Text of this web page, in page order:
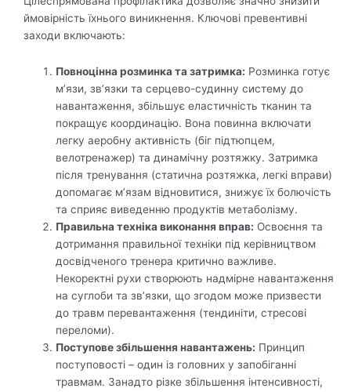
ймовірність їхнього виникнення. Ключові превентивні
заходи включають:
Повноцінна розминка та затримка: Розминка готує
м’язи, зв’язки та серцево-судинну систему до
навантаження, збільшує еластичність тканин та
покращує координацію. Вона повинна включати
легку аеробну активність (біг підтюпцем,
велотренажер) та динамічну розтяжку. Затримка
після тренування (статична розтяжка, легкі вправи)
допомагає м’язам відновитися, знижує їх болючість
та сприяє виведенню продуктів метаболізму.
Правильна техніка виконання вправ: Освоєння та
дотримання правильної техніки під керівництвом
досвідченого тренера критично важливе.
Некоректні рухи створюють надмірне навантаження
на суглоби та зв’язки, що згодом може призвести
до травм перевантаження (тендиніти, стресові
переломи).
Поступове збільшення навантажень: Принцип
поступовості – один із головних у запобіганні
травмам. Занадто різке збільшення інтенсивності,